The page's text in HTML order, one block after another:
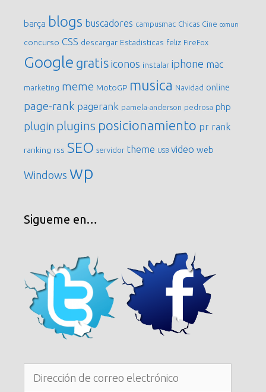
barça blogs buscadores campusmac Chicas Cine comun
concurso CSS descargar Estadisticas feliz FireFox
Google gratis iconos instalar iphone mac
marketing meme MotoGP musica Navidad online
page-rank pagerank pamela-anderson pedrosa php
plugin plugins posicionamiento pr rank
ranking rss SEO servidor theme USB video web
Windows wp
Sigueme en…